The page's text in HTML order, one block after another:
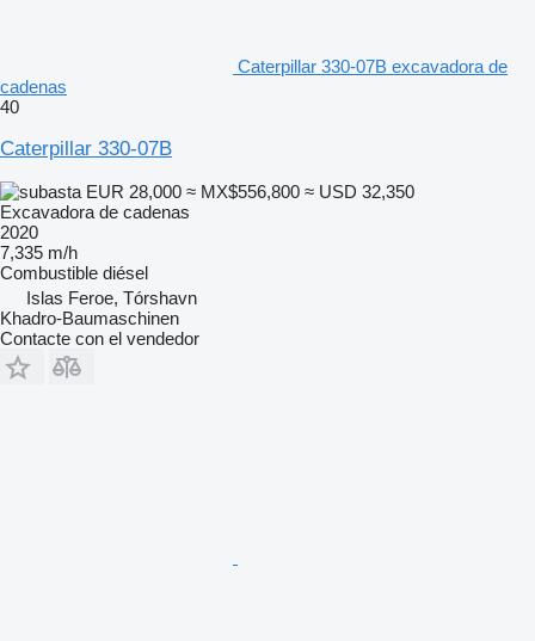
Caterpillar 330-07B excavadora de
cadenas
40
Caterpillar 330-07B
EUR 28,000 ≈ MX$556,800 ≈ USD 32,350
Excavadora de cadenas
2020
7,335 m/h
Combustible diésel
Islas Feroe, Tórshavn
Khadro-Baumaschinen
Contacte con el vendedor